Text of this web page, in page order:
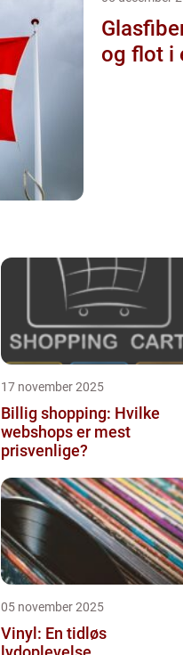
og flot i
17 november 2025
Billig shopping: Hvilke
webshops er mest
prisvenlige?
05 november 2025
Vinyl: En tidløs